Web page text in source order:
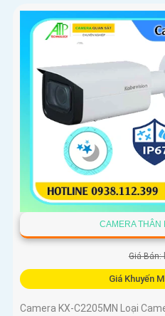
CAMERA THÂN
Giá Bán:
Giá Khuyến
Camera KX-C2205MN Loại